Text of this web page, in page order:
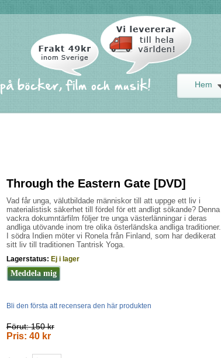
Hem
Through the Eastern Gate [DVD]
Vad får unga, välutbildade människor till att uppge ett liv i
materialistisk säkerhet till fördel för ett andligt sökande? Denna
vackra dokumntärfilm följer tre unga västerlänningar i deras
andliga utövande inom tre olika österländska andliga traditioner.
I södra Indien möter vi Ronela från Finland, som har dedikerat
sitt liv till traditionen Tantrisk Yoga.
Lagerstatus: Ej i lager
Bli den första att recensera den här produkten
Förut: 150 kr
Pris: 40 kr